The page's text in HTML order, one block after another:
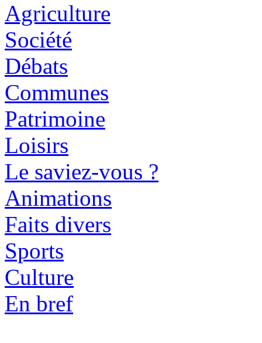
Agriculture
Société
Débats
Communes
Patrimoine
Loisirs
Le saviez-vous ?
Animations
Faits divers
Sports
Culture
En bref